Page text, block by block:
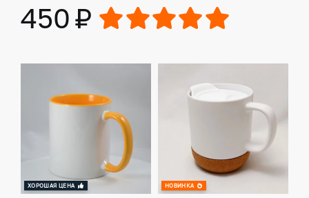
450 ₽
ХОРОШАЯ ЦЕНА НОВИНКА